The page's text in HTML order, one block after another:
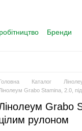
Бренди
Каталог
Grabo Stamina, 2.0,
Grabo
рулоном